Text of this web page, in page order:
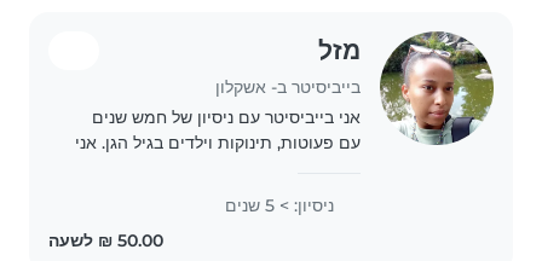
מזל
בייביסיטר ב- אשקלון
אני בייביסיטר עם ניסיון של חמש שנים
עם פעוטות, תינוקות וילדים בגיל הגן. אני
חלק מהחוויה שאני מציעה לילדים.
ניסיון: > 5 שנים